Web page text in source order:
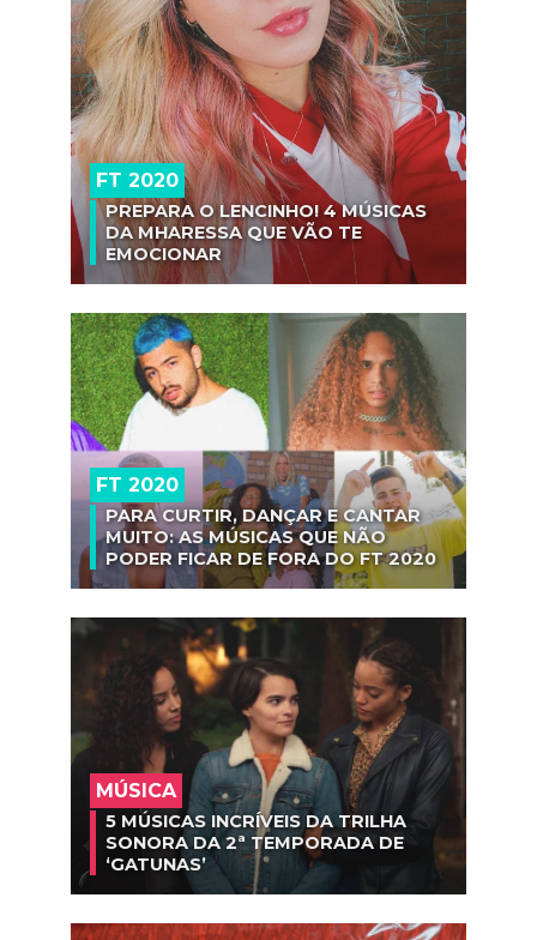
FT 2020
PREPARA O LENCINHO! 4 MÚSICAS
DA MHARESSA QUE VÃO TE
EMOCIONAR
FT 2020
PARA CURTIR, DANÇAR E CANTAR
MUITO: AS MÚSICAS QUE NÃO
PODER FICAR DE FORA DO FT 2020
MÚSICA
5 MÚSICAS INCRÍVEIS DA TRILHA
SONORA DA 2ª TEMPORADA DE
‘GATUNAS’